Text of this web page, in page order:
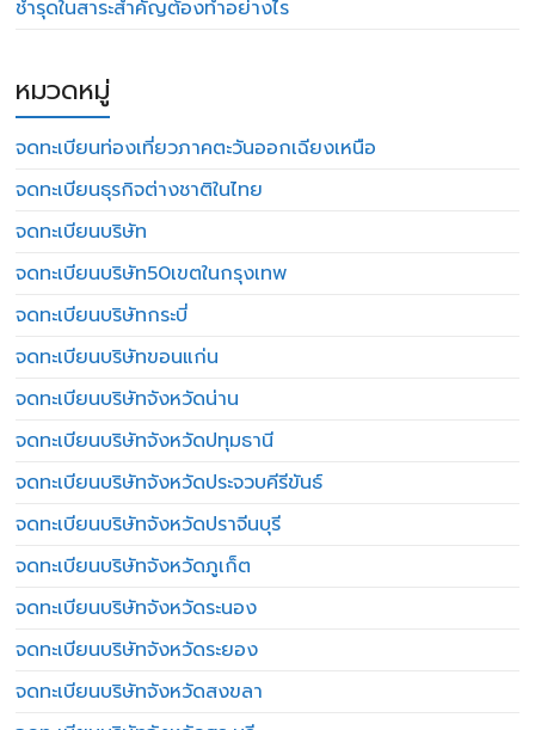
ชำรุดในสาระสำคัญต้องทำอย่างไร
หมวดหมู่
จดทะเบียนท่องเที่ยวภาคตะวันออกเฉียงเหนือ
จดทะเบียนธุรกิจต่างชาติในไทย
จดทะเบียนบริษัท
จดทะเบียนบริษัท50เขตในกรุงเทพ
จดทะเบียนบริษัทกระบี่
จดทะเบียนบริษัทขอนแก่น
จดทะเบียนบริษัทจังหวัดน่าน
จดทะเบียนบริษัทจังหวัดปทุมธานี
จดทะเบียนบริษัทจังหวัดประจวบคีรีขันธ์
จดทะเบียนบริษัทจังหวัดปราจีนบุรี
จดทะเบียนบริษัทจังหวัดภูเก็ต
จดทะเบียนบริษัทจังหวัดระนอง
จดทะเบียนบริษัทจังหวัดระยอง
จดทะเบียนบริษัทจังหวัดสงขลา